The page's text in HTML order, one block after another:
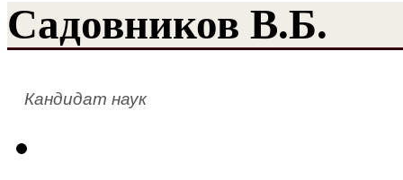
Садовников В.Б.
Кандидат наук